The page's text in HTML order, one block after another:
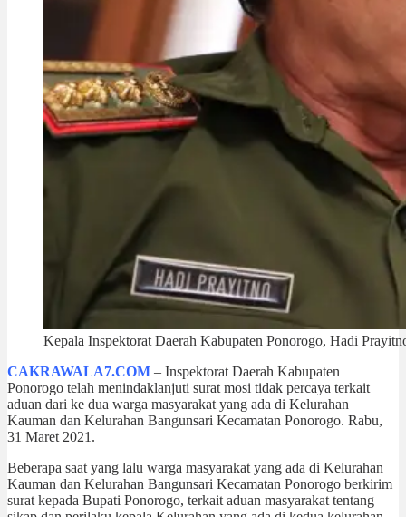
Kepala Inspektorat Daerah Kabupaten Ponorogo, Hadi
CAKRAWALA7.COM – Inspektorat Daerah Kabupaten
Ponorogo telah menindaklanjuti surat mosi tidak percaya terkait
aduan dari ke dua warga masyarakat yang ada di Kelurahan
Kauman dan Kelurahan Bangunsari Kecamatan Ponorogo. Rabu,
31 Maret 2021.
Beberapa saat yang lalu warga masyarakat yang ada di Kelurahan
Kauman dan Kelurahan Bangunsari Kecamatan Ponorogo berkirim
surat kepada Bupati Ponorogo, terkait aduan masyarakat tentang